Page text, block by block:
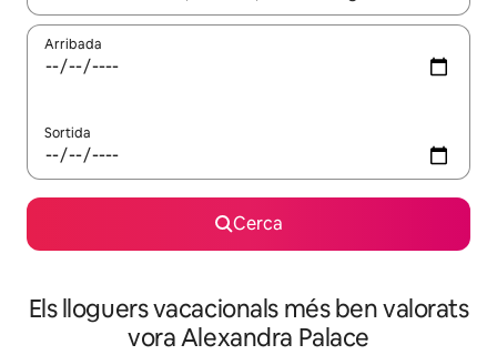
Arribada
Sortida
Cerca
Els lloguers vacacionals més ben valorats
vora Alexandra Palace